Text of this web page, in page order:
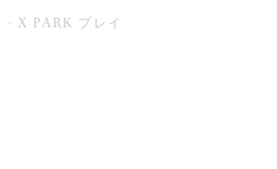
X PARK プレイ